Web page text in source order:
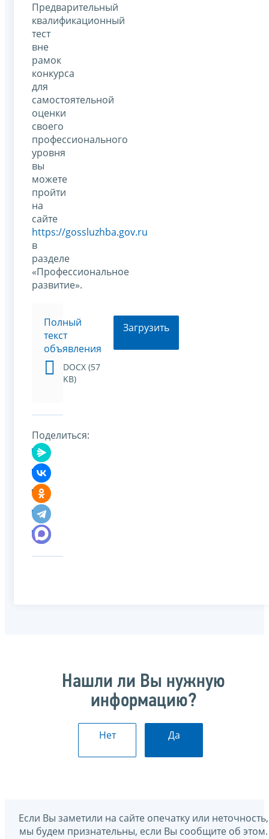
Предварительный
квалификационный
тест
вне
рамок
конкурса
для
самостоятельной
оценки
своего
профессионального
уровня
вы
можете
пройти
на
сайте
https://gossluzhba.gov.ru
в
разделе
«Профессиональное
развитие».
Полный
текст
объявления
DOCX (57
KB)
Загрузить
Поделиться:
Нашли ли Вы нужную
информацию?
Нет Да
Если Вы заметили на сайте опечатку или неточность,
мы будем признательны, если Вы сообщите об этом.